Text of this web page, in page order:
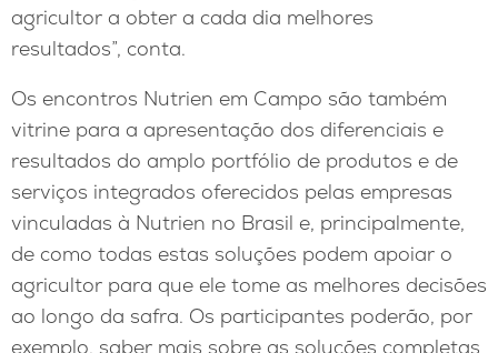
agricultor a obter a cada dia melhores
resultados”, conta.
Os encontros Nutrien em Campo são também
vitrine para a apresentação dos diferenciais e
resultados do amplo portfólio de produtos e de
serviços integrados oferecidos pelas empresas
vinculadas à Nutrien no Brasil e, principalmente,
de como todas estas soluções podem apoiar o
agricultor para que ele tome as melhores decisões
ao longo da safra. Os participantes poderão, por
exemplo, saber mais sobre as soluções completas